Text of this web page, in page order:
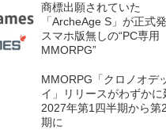
商標出願されていた
「ArcheAge S」が正式発
スマホ版無しの“PC専用
MMORPG”
MMORPG「クロノオデ
イ」リリースがわずかに
2027年第1四半期から第
期に